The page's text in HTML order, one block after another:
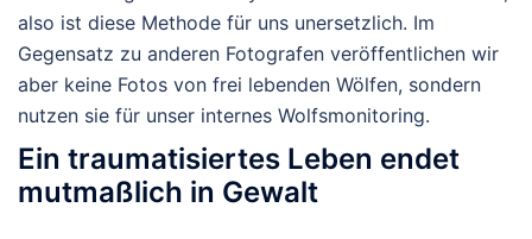
also ist diese Methode für uns unersetzlich. Im
Gegensatz zu anderen Fotografen veröffentlichen wir
aber keine Fotos von frei lebenden Wölfen, sondern
nutzen sie für unser internes Wolfsmonitoring.
Ein traumatisiertes Leben endet
mutmaßlich in Gewalt